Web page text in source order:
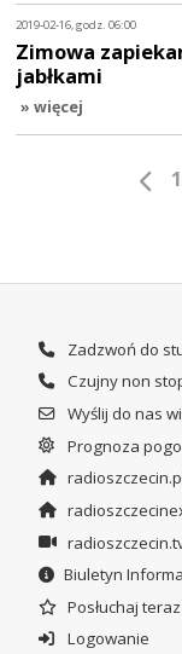
2019-02-16, godz. 06:00
Zimowa
jabłkami
» więcej
1
Zadzwoń do
Czujny non
Wyślij do nas
Prognoza
Biuletyn
Posłuchaj teraz
Logowanie